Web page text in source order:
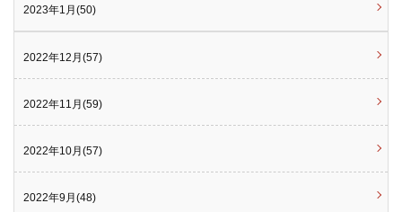
2023年1月(50)
2022年12月(57)
2022年11月(59)
2022年10月(57)
2022年9月(48)